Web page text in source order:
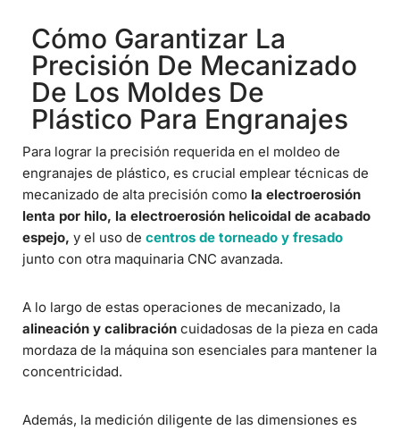
Cómo Garantizar La
Precisión De Mecanizado
De Los Moldes De
Plástico Para Engranajes
Para lograr la precisión requerida en el moldeo de
engranajes de plástico, es crucial emplear técnicas de
mecanizado de alta precisión como la electroerosión
lenta por hilo, la electroerosión helicoidal de acabado
espejo, y el uso de centros de torneado y fresado
junto con otra maquinaria CNC avanzada.
A lo largo de estas operaciones de mecanizado, la
alineación y calibración cuidadosas de la pieza en cada
mordaza de la máquina son esenciales para mantener la
concentricidad.
Además, la medición diligente de las dimensiones es